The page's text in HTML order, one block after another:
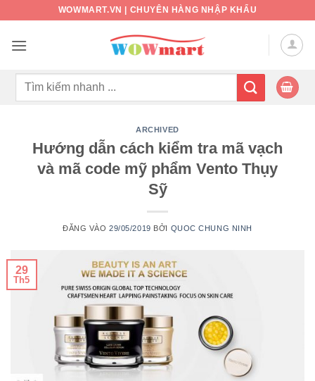
nội
WOWMART.VN | CHUYÊN HÀNG NHẬP KHẨU
Tìm
ARCHIVED
Hướng dẫn cách kiểm tra mã vạch
và mã code mỹ phẩm Vento Thụy
Sỹ
ĐĂNG VÀO29/05/2019 BỞI QUOC CHUNG NINH
29
Th5